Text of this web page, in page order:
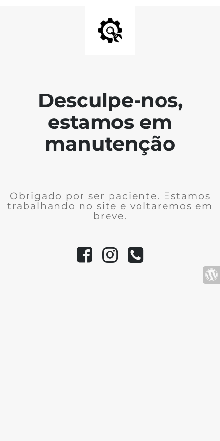
Desculpe-nos,
estamos em
manutenção
Obrigado por ser paciente. Estamos
trabalhando no site e voltaremos em
breve.